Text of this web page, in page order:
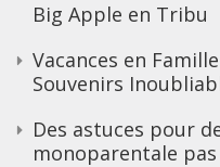
Big Apple en Tribu
Vacances en
Souvenirs
Des astuces pour
monoparentale